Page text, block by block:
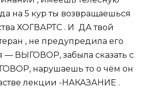
на 5 кур ты возвращаешься
ХОГВАРТС . И ДА твой
, не предупредила его
— ВЫГОВОР, забыла сказать с
нарушаешь то о чём он
лекции -НАКАЗАНИЕ .